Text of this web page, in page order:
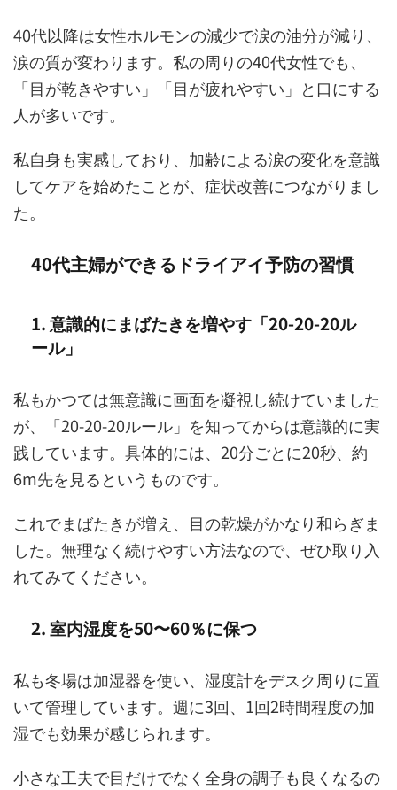
40代以降は女性ホルモンの減少で涙の油分が減り、
涙の質が変わります。私の周りの40代女性でも、
「目が乾きやすい」「目が疲れやすい」と口にする
人が多いです。
私自身も実感しており、加齢による涙の変化を意識
してケアを始めたことが、症状改善につながりまし
た。
40代主婦ができるドライアイ予防の習慣
1. 意識的にまばたきを増やす「20-20-20ル
ール」
私もかつては無意識に画面を凝視し続けていました
が、「20-20-20ルール」を知ってからは意識的に実
践しています。具体的には、20分ごとに20秒、約
6m先を見るというものです。
これでまばたきが増え、目の乾燥がかなり和らぎま
した。無理なく続けやすい方法なので、ぜひ取り入
れてみてください。
2. 室内湿度を50〜60％に保つ
私も冬場は加湿器を使い、湿度計をデスク周りに置
いて管理しています。週に3回、1回2時間程度の加
湿でも効果が感じられます。
小さな工夫で目だけでなく全身の調子も良くなるの